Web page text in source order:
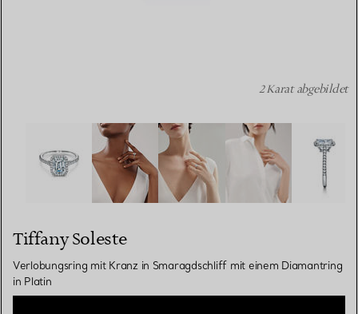
Tiffany Soleste: Verlobungsring mit Kranz in
2 Karat abgebildet
Tiffany Soleste
Verlobungsring mit Kranz in Smaragdschliff mit einem Diamantring
in Platin